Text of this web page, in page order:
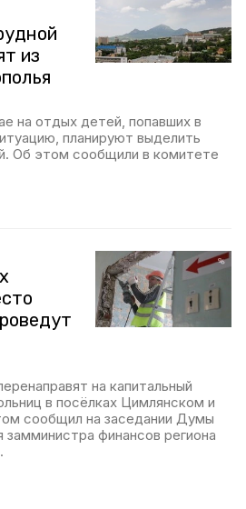
из
на отдых детей, попавших в
планируют выделить
Об этом сообщили в комитете
на капитальный
в посёлках Цимлянском и
сообщил на заседании Думы
замминистра финансов региона